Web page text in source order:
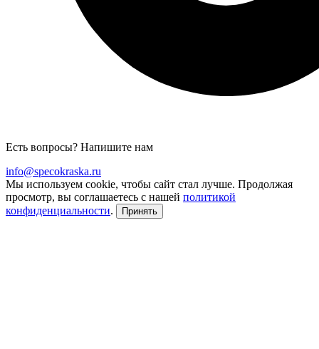
Есть вопросы? Напишите нам
info@specokraska.ru
Мы используем cookie, чтобы сайт стал лучше. Продолжая
просмотр, вы соглашаетесь с нашей политикой
конфиденциальности. Принять